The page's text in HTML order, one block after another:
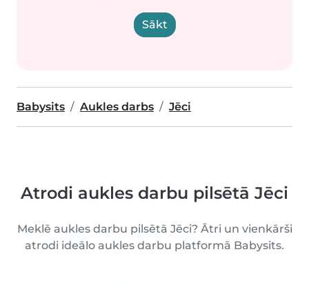
Sākt
Babysits Aukles darbs Jēci
Atrodi aukles darbu pilsētā Jēci
Meklē aukles darbu pilsētā Jēci? Ātri un vienkārši
atrodi ideālo aukles darbu platformā Babysits.